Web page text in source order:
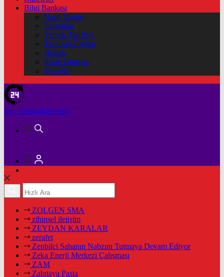
Bilgi Bankası
Nasıl Yapılır
Faydaları
Yemek Tarifleri
Tarımsal Üretim
Hukuk
Kitap Dünyası
Mesajlar
Son dakika haberleri
ZOLGEN SMA
zihinsel iletişim
ZEYDAN KARALAR
zerafet
Zenbilci Sahanın Nabzını Tutmaya Devam Ediyor
Zeka Enerji Merkezi Çalışması
ZAM
Zabıtaya Pasta